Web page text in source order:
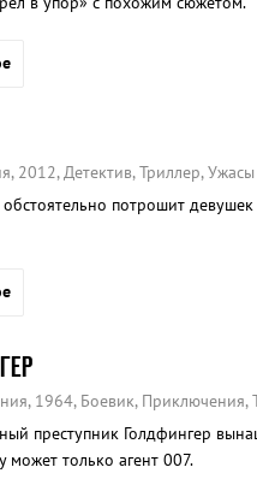
2012, Детектив, Триллер, Ужасы
потрошит
1964, Боевик, Приключения,
преступник Голдфингер
может только агент 007.